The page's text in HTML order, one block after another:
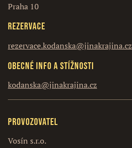
Praha 10
Rezervace
rezervace.kodanska@jinakrajina.cz
Obecné info a stížnosti
kodanska@jinakrajina.cz
Provozovatel
Vosín s.r.o.